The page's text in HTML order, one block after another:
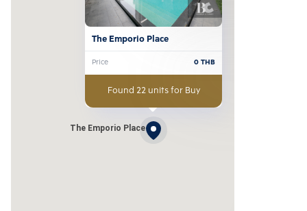
The Emporio Place
The Emporio Place
Price 0THB
Found 22 units for Buy